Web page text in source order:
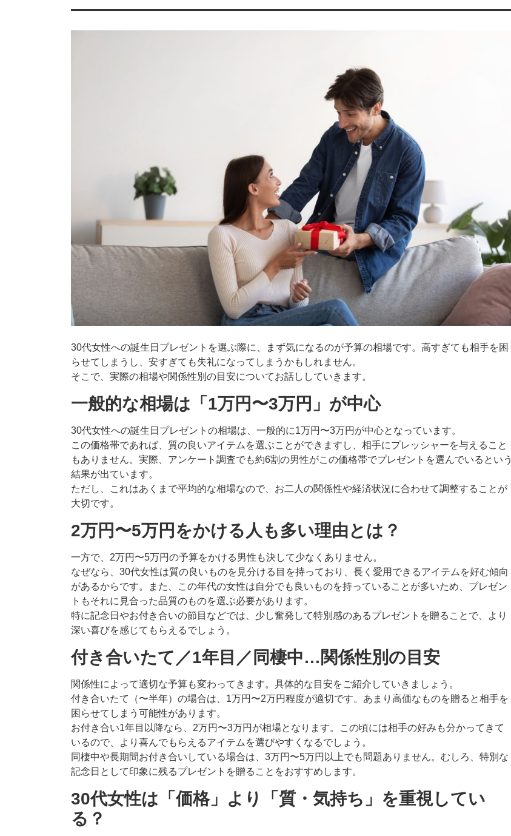
30代女性への誕生日プレゼントを選ぶ際に、まず気になるのが予算の相場です。高すぎても相手を困
らせてしまうし、安すぎても失礼になってしまうかもしれません。
そこで、実際の相場や関係性別の目安についてお話ししていきます。
一般的な相場は「1万円〜3万円」が中心
30代女性への誕生日プレゼントの相場は、一般的に1万円〜3万円が中心となっています。
この価格帯であれば、質の良いアイテムを選ぶことができますし、相手にプレッシャーを与えること
もありません。実際、アンケート調査でも約6割の男性がこの価格帯でプレゼントを選んでいるという
結果が出ています。
ただし、これはあくまで平均的な相場なので、お二人の関係性や経済状況に合わせて調整することが
大切です。
2万円〜5万円をかける人も多い理由とは？
一方で、2万円〜5万円の予算をかける男性も決して少なくありません。
なぜなら、30代女性は質の良いものを見分ける目を持っており、長く愛用できるアイテムを好む傾向
があるからです。また、この年代の女性は自分でも良いものを持っていることが多いため、プレゼン
トもそれに見合った品質のものを選ぶ必要があります。
特に記念日やお付き合いの節目などでは、少し奮発して特別感のあるプレゼントを贈ることで、より
深い喜びを感じてもらえるでしょう。
付き合いたて／1年目／同棲中…関係性別の目安
関係性によって適切な予算も変わってきます。具体的な目安をご紹介していきましょう。
付き合いたて（〜半年）の場合は、1万円〜2万円程度が適切です。あまり高価なものを贈ると相手を
困らせてしまう可能性があります。
お付き合い1年目以降なら、2万円〜3万円が相場となります。この頃には相手の好みも分かってきて
いるので、より喜んでもらえるアイテムを選びやすくなるでしょう。
同棲中や長期間お付き合いしている場合は、3万円〜5万円以上でも問題ありません。むしろ、特別な
記念日として印象に残るプレゼントを贈ることをおすすめします。
30代女性は「価格」より「質・気持ち」を重視してい
る？